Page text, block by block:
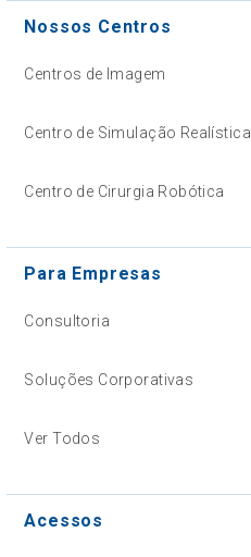
Nossos Centros
Centros de Imagem
Centro de Simulação Realística
Centro de Cirurgia Robótica
Para Empresas
Consultoria
Soluções Corporativas
Ver Todos
Acessos